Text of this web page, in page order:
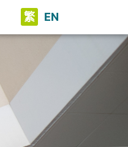
繁 EN